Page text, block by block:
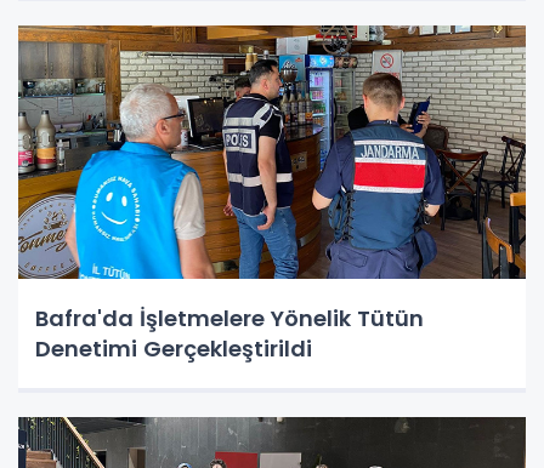
Bafra'da İşletmelere Yönelik Tütün
Denetimi Gerçekleştirildi